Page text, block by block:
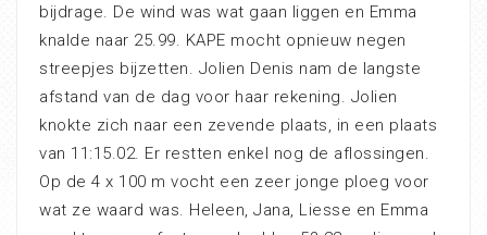
bijdrage. De wind was wat gaan liggen en Emma
knalde naar 25.99. KAPE mocht opnieuw negen
streepjes bijzetten. Jolien Denis nam de langste
afstand van de dag voor haar rekening. Jolien
knokte zich naar een zevende plaats, in een plaats
van 11:15.02. Er restten enkel nog de aflossingen.
Op de 4 x 100 m vocht een zeer jonge ploeg voor
wat ze waard was. Heleen, Jana, Liesse en Emma